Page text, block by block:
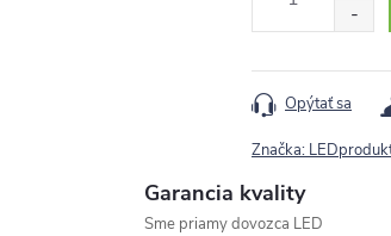
Opýtať sa
Značka:
Garancia kvality
Sme priamy dovozca LED